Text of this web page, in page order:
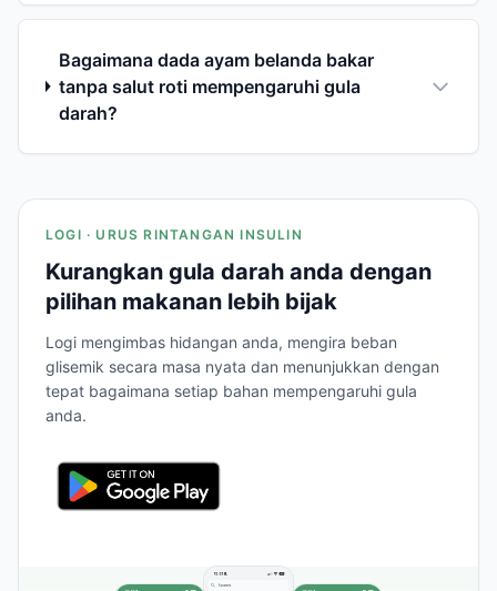
Bagaimana dada ayam belanda bakar
tanpa salut roti mempengaruhi gula
darah?
LOGI · URUS RINTANGAN INSULIN
Kurangkan gula darah anda dengan
pilihan makanan lebih bijak
Logi mengimbas hidangan anda, mengira beban
glisemik secara masa nyata dan menunjukkan dengan
tepat bagaimana setiap bahan mempengaruhi gula
anda.